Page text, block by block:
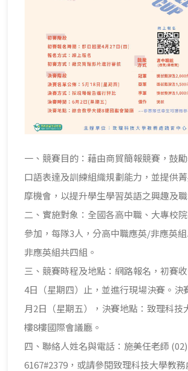
一、競賽目的：藉由商貿簡報競賽，鼓
口語表達及訓練組織規劃能力，並提供
摩機會，以提升學生學習英語之興趣及
二、實施對象：全國各高中職、大專校
參加，每隊3人，分高中職應英/非應英
非應英組共四組。
三、競賽時程及地點：網路報名，初賽
4日（星期四）止，並進行現場決賽。決
月2日（星期五），決賽地點：致理科技
樓8樓國際會議廳。
四、聯絡人姓名與電話：施美任老師
6167#2379，或請參閱致理科技大學教